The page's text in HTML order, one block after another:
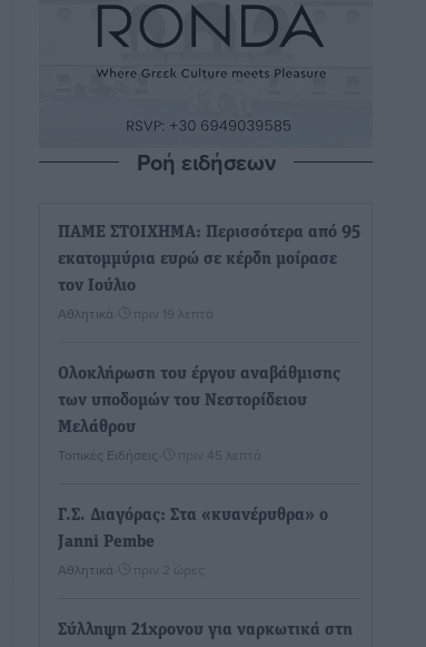
Ροή ειδήσεων
ΠΑΜΕ ΣΤΟΙΧΗΜΑ: Περισσότερα από 95
εκατομμύρια ευρώ σε κέρδη μοίρασε
τον Ιούλιο
Αθλητικά πριν 19 λεπτά
Ολοκλήρωση του έργου αναβάθμισης
των υποδομών του Νεστορίδειου
Μελάθρου
Τοπικές Ειδήσεις πριν 45 λεπτά
Γ.Σ. Διαγόρας: Στα «κυανέρυθρα» ο
Janni Pembe
Αθλητικά πριν 2 ώρες
Σύλληψη 21χρονου για ναρκωτικά στη